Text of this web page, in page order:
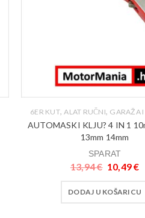
6ER KUT, ALAT RUČNI, GARAŽA
AUTOMASKI KLJU? 4 IN 1
13mm 14mm
SPARAT
13,94€ 10,49€
DODAJ U KOŠARICU